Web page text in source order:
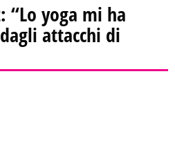
“Lo yoga mi ha
attacchi di